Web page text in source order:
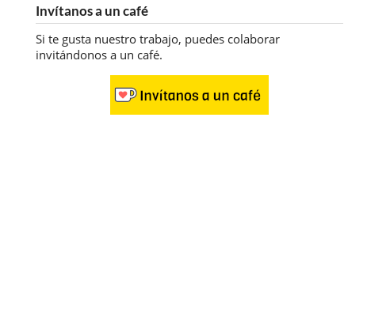
Invítanos a un café
Si te gusta nuestro trabajo, puedes colaborar
invitándonos a un café.